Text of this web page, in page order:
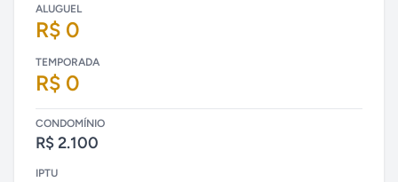
ALUGUEL
R$ 0
TEMPORADA
R$ 0
CONDOMÍNIO
R$ 2.100
IPTU